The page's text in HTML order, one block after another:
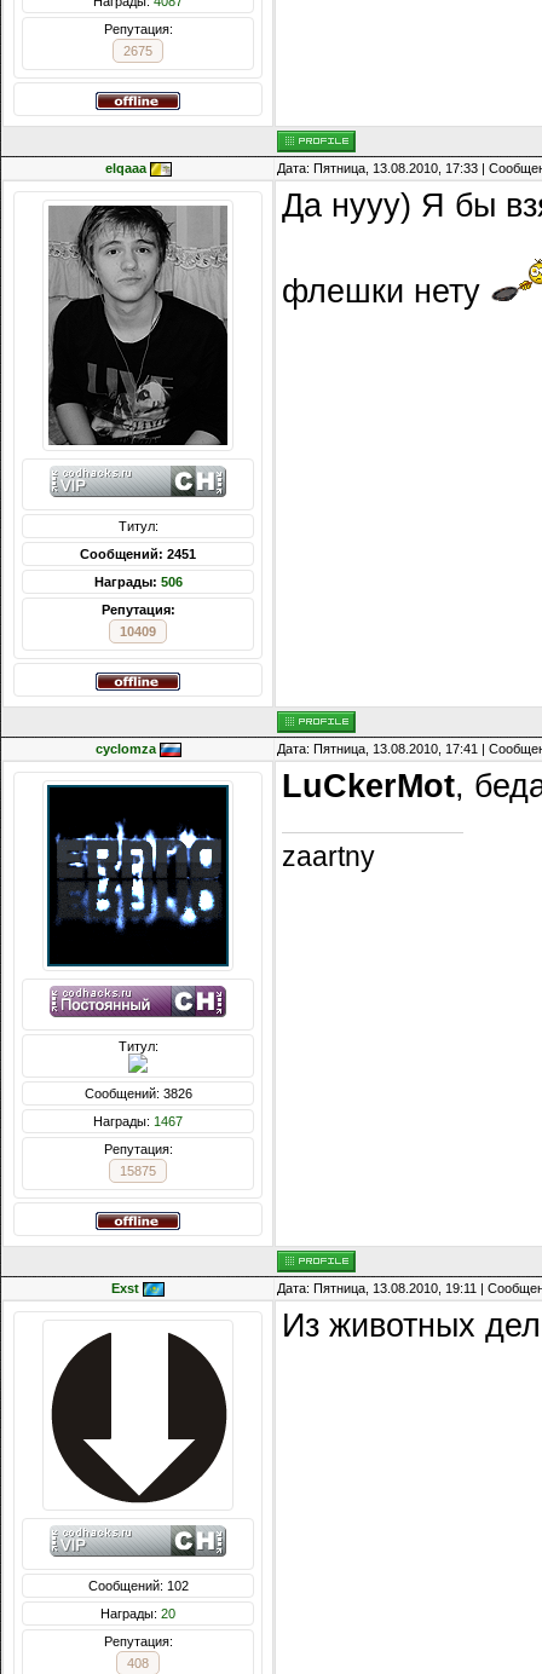
Репутация:
2675
elqaaa Дата: Пятница, 13.08.2010, 17:33 |
Титул:
Сообщений: 2451
Награды: 506
Репутация:
10409
Да нууу) Я бы
флешки нету
cyclomza Дата: Пятница, 13.08.2010, 17:41 |
Титул:
Сообщений: 3826
Награды: 1467
Репутация:
15875
LuCkerMot,
zaartny
Exst Дата: Пятница, 13.08.2010, 19:11 |
Сообщений: 102
Награды: 20
Репутация:
408
Из животных